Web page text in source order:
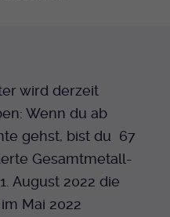
wird derzeit
Wenn du ab
gehst, bist du 67
Gesamtmetall-
August 2022 die
Mai 2022